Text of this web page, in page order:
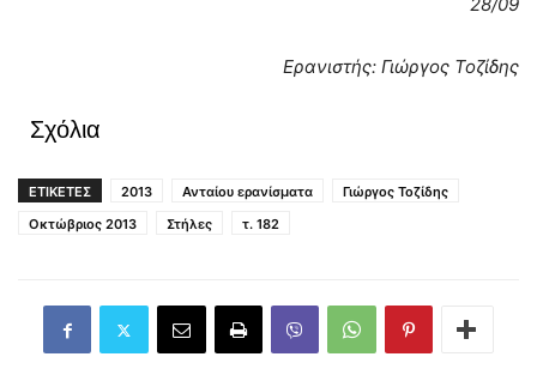
Ερανιστής: Γιώργος Τοζίδης
Σχόλια
ΕΤΙΚΕΤΕΣ 2013 Ανταίου ερανίσματα
Γιώργος Τοζίδης
Οκτώβριος 2013
Στήλες τ. 182